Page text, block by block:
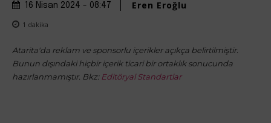
16 Nisan 2024 - 08:47 Eren Eroğlu
1 dakika
Atarita'da reklam ve sponsorlu içerikler açıkça belirtilmiştir.
Bunun dışındaki hiçbir içerik ticari bir ortaklık sonucunda
hazırlanmamıştır. Bkz: Editöryal Standartlar